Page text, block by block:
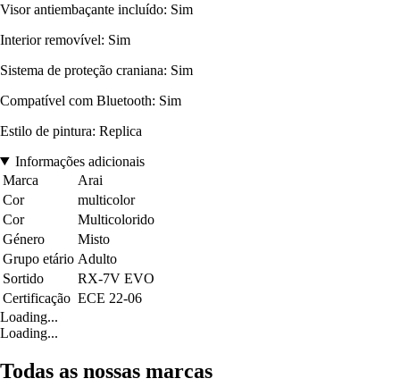
Visor antiembaçante incluído: Sim
Interior removível: Sim
Sistema de proteção craniana: Sim
Compatível com Bluetooth: Sim
Estilo de pintura: Replica
Informações adicionais
Marca
Arai
Cor
multicolor
Cor
Multicolorido
Género
Misto
Grupo etário Adulto
Sortido
RX-7V EVO
Certificação ECE 22-06
Loading...
Loading...
Todas as nossas marcas